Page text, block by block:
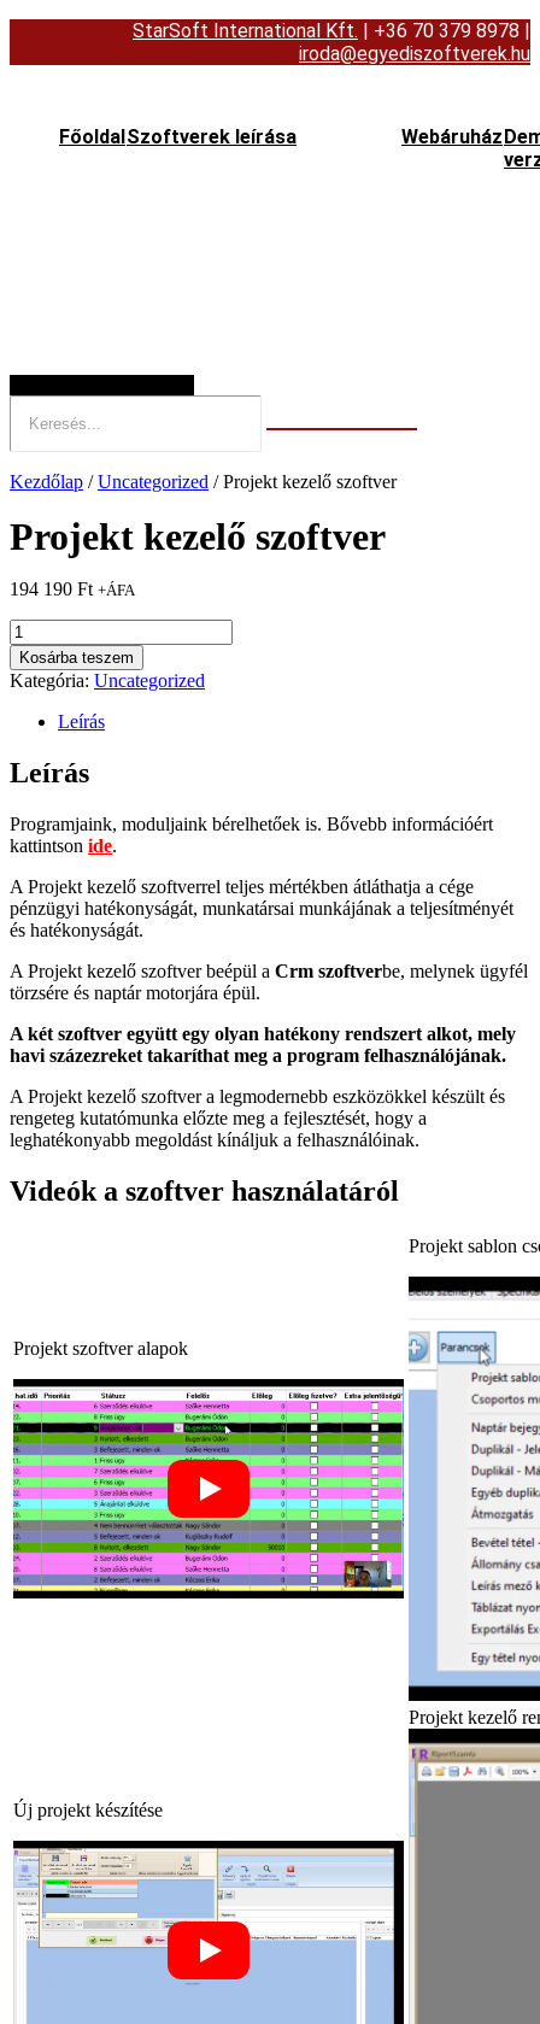
StarSoft International Kft. | +36 70 379 8978 |
iroda@egyediszoftverek.hu
FőoldalSzoftverek leírása Webáruház
Kezdőlap /Uncategorized / Projekt kezelő szoftver
Projekt kezelő szoftver
194 190 Ft +ÁFA
Projekt
kezelő
szoftver
mennyiség
Kosárba teszem
Kategória: Uncategorized
Leírás
Leírás
Programjaink, moduljaink bérelhetőek is. Bővebb információért
kattintson ide.
A Projekt kezelő szoftverrel teljes mértékben átláthatja a cége
pénzügyi hatékonyságát, munkatársai munkájának a teljesítményét
és hatékonyságát.
A Projekt kezelő szoftver beépül a Crm szoftverbe, melynek ügyfél
törzsére és naptár motorjára épül.
A két szoftver együtt egy olyan hatékony rendszert alkot, mely
havi százezreket takaríthat meg a program felhasználójának.
A Projekt kezelő szoftver a legmodernebb eszközökkel készült és
rengeteg kutatómunka előzte meg a fejlesztését, hogy a
leghatékonyabb megoldást kínáljuk a felhasználóinak.
Videók a szoftver használatáról
Projekt szoftver alapok
Projekt sablon
Új projekt készítése
Projekt kezelő